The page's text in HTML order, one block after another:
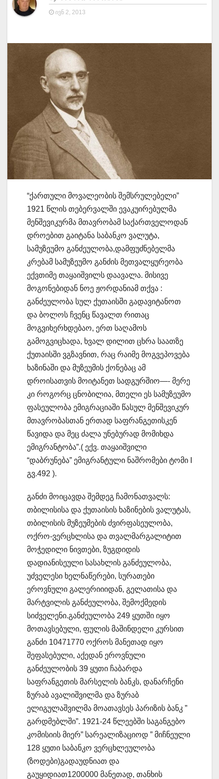
ᲘᲕᲜ 2, 2013
“ქართული მოვალეობის შემსრულებელი”
1921 წლის თებერვალში ევაკუირებულმა
მენშევიკურმა მთავრობამ საქართველოდან
დროებით გაიტანა საბანკო ვალუტა,
სამუზეუმო განძეულობა,დამფუძნებელმა
კრებამ სამუზეუმო განძის მეთვალყურეობა
ექვთიმე თაყაიშვილს დაავალა. მისივე
მოგონებიდან ნოე ჟორდანიამ თქვა :
განძეულობა სულ ქუთაისში გადავიტანოთ
და ბოლოს ჩვენც წავალთ რითაც
მოგვიხერხდებაო, ერთ საღამოს
გამოგვიცხადა, ხვალ დილით ცხრა საათზე
ქუთაისში ვგზავნით, რაც რაიმე მოგვეპოვება
ხაზინაში და მუზეუმის ქონებაც ამ
დროისათვის მოიტანეთ სადგურშიო—- მერე
კი როგორც ცნობილია, მთელი ეს სამუზეუმო
ფასეულობა ემიგრაციაში წასულ მენშევიკურ
მთავრობასთან ერთად საფრანგეთისკენ
წავიდა და მეც ძალა უნებურად მომიხდა
ემიგრანტობა”.( ექვ. თაყაიშვილი
“დაბრუნება” ემიგრანტული ნაშრომები ტომი I
გვ.492 ).
განძი მოიცავდა შემდეგ ჩამონათვალს:
თბილისისა და ქუთაისის ხაზინების ვალუტას,
თბილისის მუზეუმების ძვირფასეულობა,
ოქრო-ვერცხლისა და თვალმარგალიტით
მოჭედილი ნივთები, ზუგდიდის
დადიანისეული სასახლის განძეულობა,
უძველესი ხელნაწერები, სურათები
ეროვნული გალერიიიდან, გელათისა და
მარტვილის განძეულობა, შემოქმედის
სიძველენი.განძეულობა 249 ყუთში იყო
მოთავსებული, ფულის მაშინდელი კურსით
განძი 10471770 ოქროს მანეთად იყო
შეფასებული, აქედან ეროვნული
განძეულობის 39 ყუთი ჩაბარდა
საფრანგეთის მარსელის ბანკს, დანარჩენი
ზურაბ ავალიშვილმა და ზურაბ
ელიგულაშვილმა მოათავსეს პარიზის ბანკ ”
გარდმებლში”. 1921-24 წლეებში საგანგებო
კომისიის მიერ” სარეალიზაციოდ ” მიჩნეული
128 ყუთი საბანკო ვერცხლეულობა
(ზოდები)გადაუდნიათ და
გაუყიდიათ1200000 მანეთად, თანხის